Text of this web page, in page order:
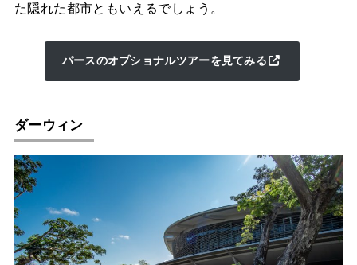
た隠れた都市ともいえるでしょう。
パースのオプショナルツアーを見てみる
ダーウィン